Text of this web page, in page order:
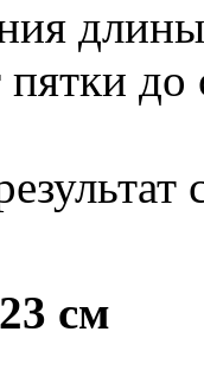
пятки
23 см